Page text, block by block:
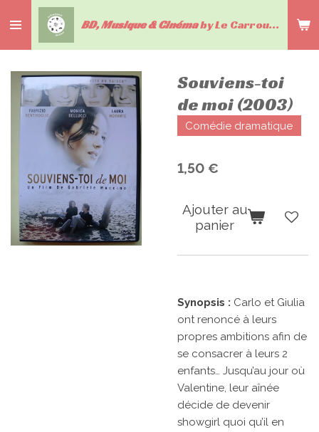
au
contenu
BD, Musique & Cinémaby Le Carrousel du livre
Souviens-toi
de moi (2003)
Comédie dramatique
1,50 €
Ajouter au
panier
Synopsis : Carlo et Giulia
ont renoncé à leurs
propres ambitions afin de
se consacrer à leurs 2
enfants… Jusqu’au jour où
Valentine, leur aînée
décide de devenir
showgirl quoi qu’il en